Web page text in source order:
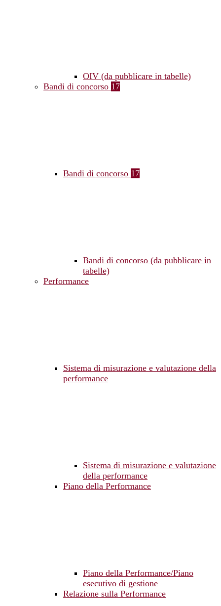
OIV (da pubblicare in tabelle)
Bandi di concorso 17
Bandi di concorso 17
Bandi di concorso (da pubblicare in
tabelle)
Performance
Sistema di misurazione e valutazione della
performance
Sistema di misurazione e valutazione
della performance
Piano della Performance
Piano della Performance/Piano
esecutivo di gestione
Relazione sulla Performance